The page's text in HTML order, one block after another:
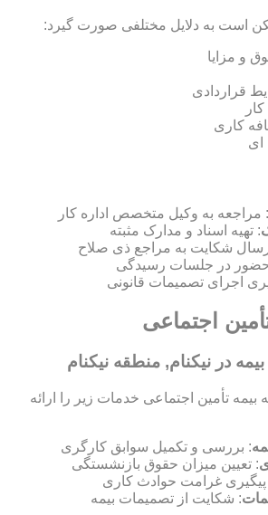
است به دلایل مختلفی صورت گیرد:
و مزایا
قراردادی
کاری
ای
: مراجعه به وکیل متخصص اداره کار
: تهیه اسناد و مدارک مثبته
شکایت به مراجع ذی صلاح
در جلسات رسیدگی
اجرای تصمیمات قانونی
اجتماعی
در نیکنام, منطقه نیکنام
بیمه تأمین اجتماعی خدمات زیر را ارائه
: بررسی و تکمیل سوابق کارگری
: تعیین میزان حقوق بازنشستگی
پیگیری غرامت حوادث کاری
: شکایت از تصمیمات بیمه